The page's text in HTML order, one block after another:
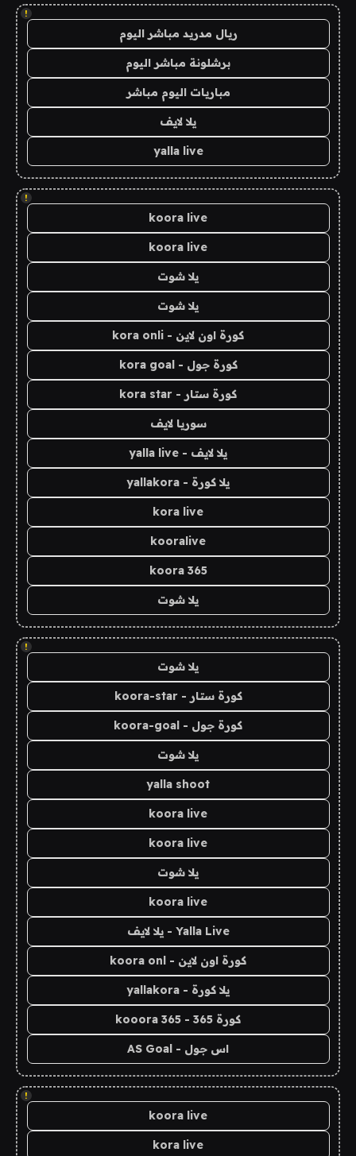
!
ريال مدريد مباشر اليوم
برشلونة مباشر اليوم
مباريات اليوم مباشر
يلا لايف
yalla live
!
koora live
koora live
يلا شوت
يلا شوت
كورة اون لاين - kora onli
كورة جول - kora goal
كورة ستار - kora star
سوريا لايف
يلا لايف - yalla live
يلا كورة - yallakora
kora live
kooralive
koora 365
يلا شوت
!
يلا شوت
كورة ستار - koora-star
كورة جول - koora-goal
يلا شوت
yalla shoot
koora live
koora live
يلا شوت
koora live
Yalla Live - يلا لايف
كورة اون لاين - koora onl
يلا كورة - yallakora
كورة 365 - kooora 365
اس جول - AS Goal
!
koora live
kora live